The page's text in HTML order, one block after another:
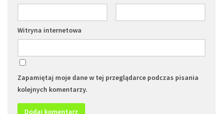
Witryna internetowa
Zapamiętaj moje dane w tej przeglądarce podczas pisania
kolejnych komentarzy.